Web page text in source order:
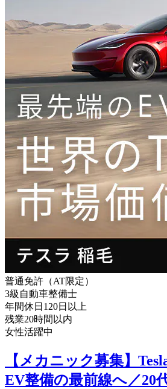
普通免許（AT限定）
3級自動車整備士
年間休日120日以上
残業20時間以内
女性活躍中
【メカニック募集】
EV整備の最前線へ／20